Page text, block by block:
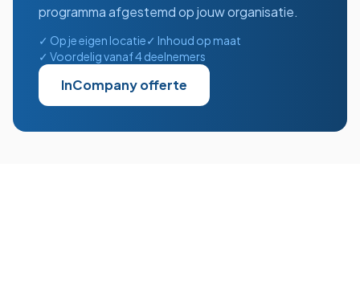
programma afgestemd op jouw organisatie.
✓ Op je eigen locatie✓ Inhoud op maat
✓ Voordelig vanaf 4 deelnemers
InCompany offerte